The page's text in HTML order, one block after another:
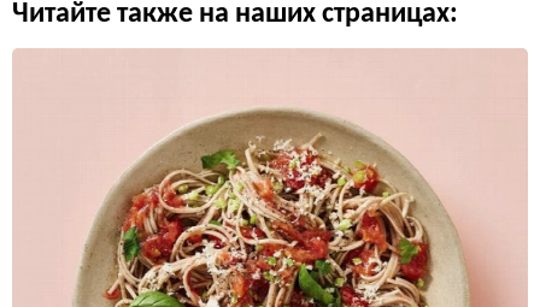
Читайте также на наших страницах: